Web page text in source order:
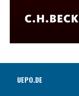
UEPO.DE